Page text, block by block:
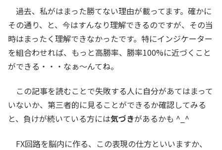
過去、私がはまった勝てない理由が載ってます。確かに
その通り、と、今はすんなり理解できるのですが、その当
時はまったく理解できなかったです。特にインジケーター
を組合わせれば、もっと高勝率、勝率100%に近づくこと
ができる・・・なぁ～んてね。
この記事を読むことで失敗する人に自分があてはまって
いないか、第三者的に見ることができるか確認してみる
と、負けが続いている方には気づきがあるかも ^_^
FX回路を脳内に作る、この表現の仕方といいますか、